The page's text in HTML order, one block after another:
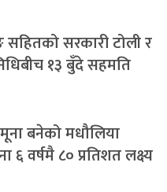
सहितको सरकारी टोली र
१३ बुँदे सहमति
बनेको मधौलिया
६ वर्षमै ८० प्रतिशत लक्ष्य